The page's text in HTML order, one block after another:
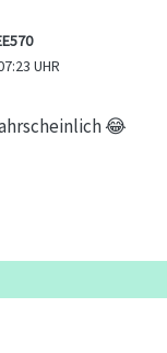
UHR
😂